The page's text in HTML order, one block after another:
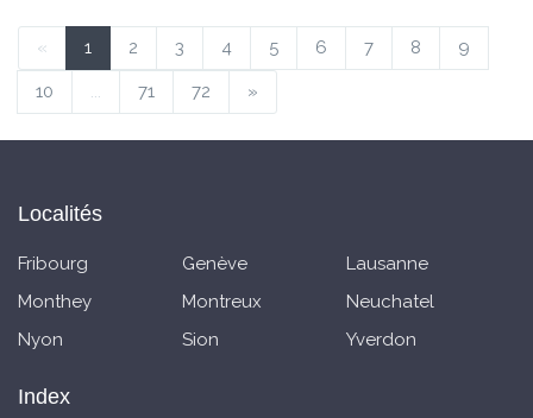
« 1 2 3 4 5 6 7 8 9
10 ... 71 72 »
Localités
Fribourg Genève
Lausanne
Monthey
Montreux
Neuchatel
Nyon
Sion Yverdon
Index